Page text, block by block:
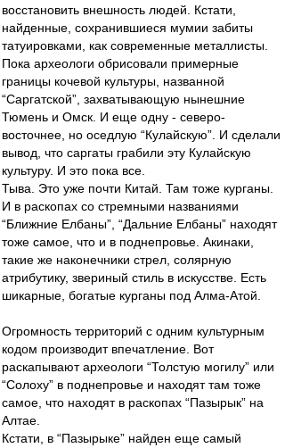
восстановить внешность людей. Кстати,
найденные, сохранившиеся мумии забиты
татуировками, как современные металлисты.
Пока археологи обрисовали примерные
границы кочевой культуры, названной
“Саргатской”, захватывающую нынешние
Тюмень и Омск. И еще одну - северо-
восточнее, но оседлую “Кулайскую”. И сделали
вывод, что саргаты грабили эту Кулайскую
культуру. И это пока все.
Тыва. Это уже почти Китай. Там тоже курганы.
И в раскопах со стремными названиями
“Ближние Елбаны”, “Дальние Елбаны” находят
тоже самое, что и в поднепровье. Акинаки,
такие же наконечники стрел, солярную
атрибутику, звериный стиль в искусстве. Есть
шикарные, богатые курганы под Алма-Атой.
Огромность территорий с одним культурным
кодом производит впечатление. Вот
раскапывают археологи “Толстую могилу” или
“Солоху” в поднепровье и находят там тоже
самое, что находят в раскопах “Пазырык” на
Алтае.
Кстати, в “Пазырыке” найден еще самый